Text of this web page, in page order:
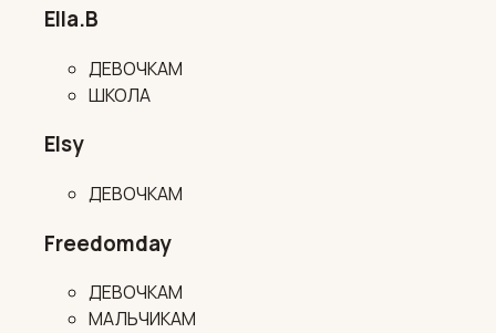
Ella.B
ДЕВОЧКАМ
ШКОЛА
Elsy
ДЕВОЧКАМ
Freedomday
ДЕВОЧКАМ
МАЛЬЧИКАМ